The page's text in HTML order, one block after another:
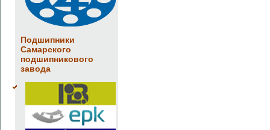
Подшипники
Самарского
подшипникового
завода